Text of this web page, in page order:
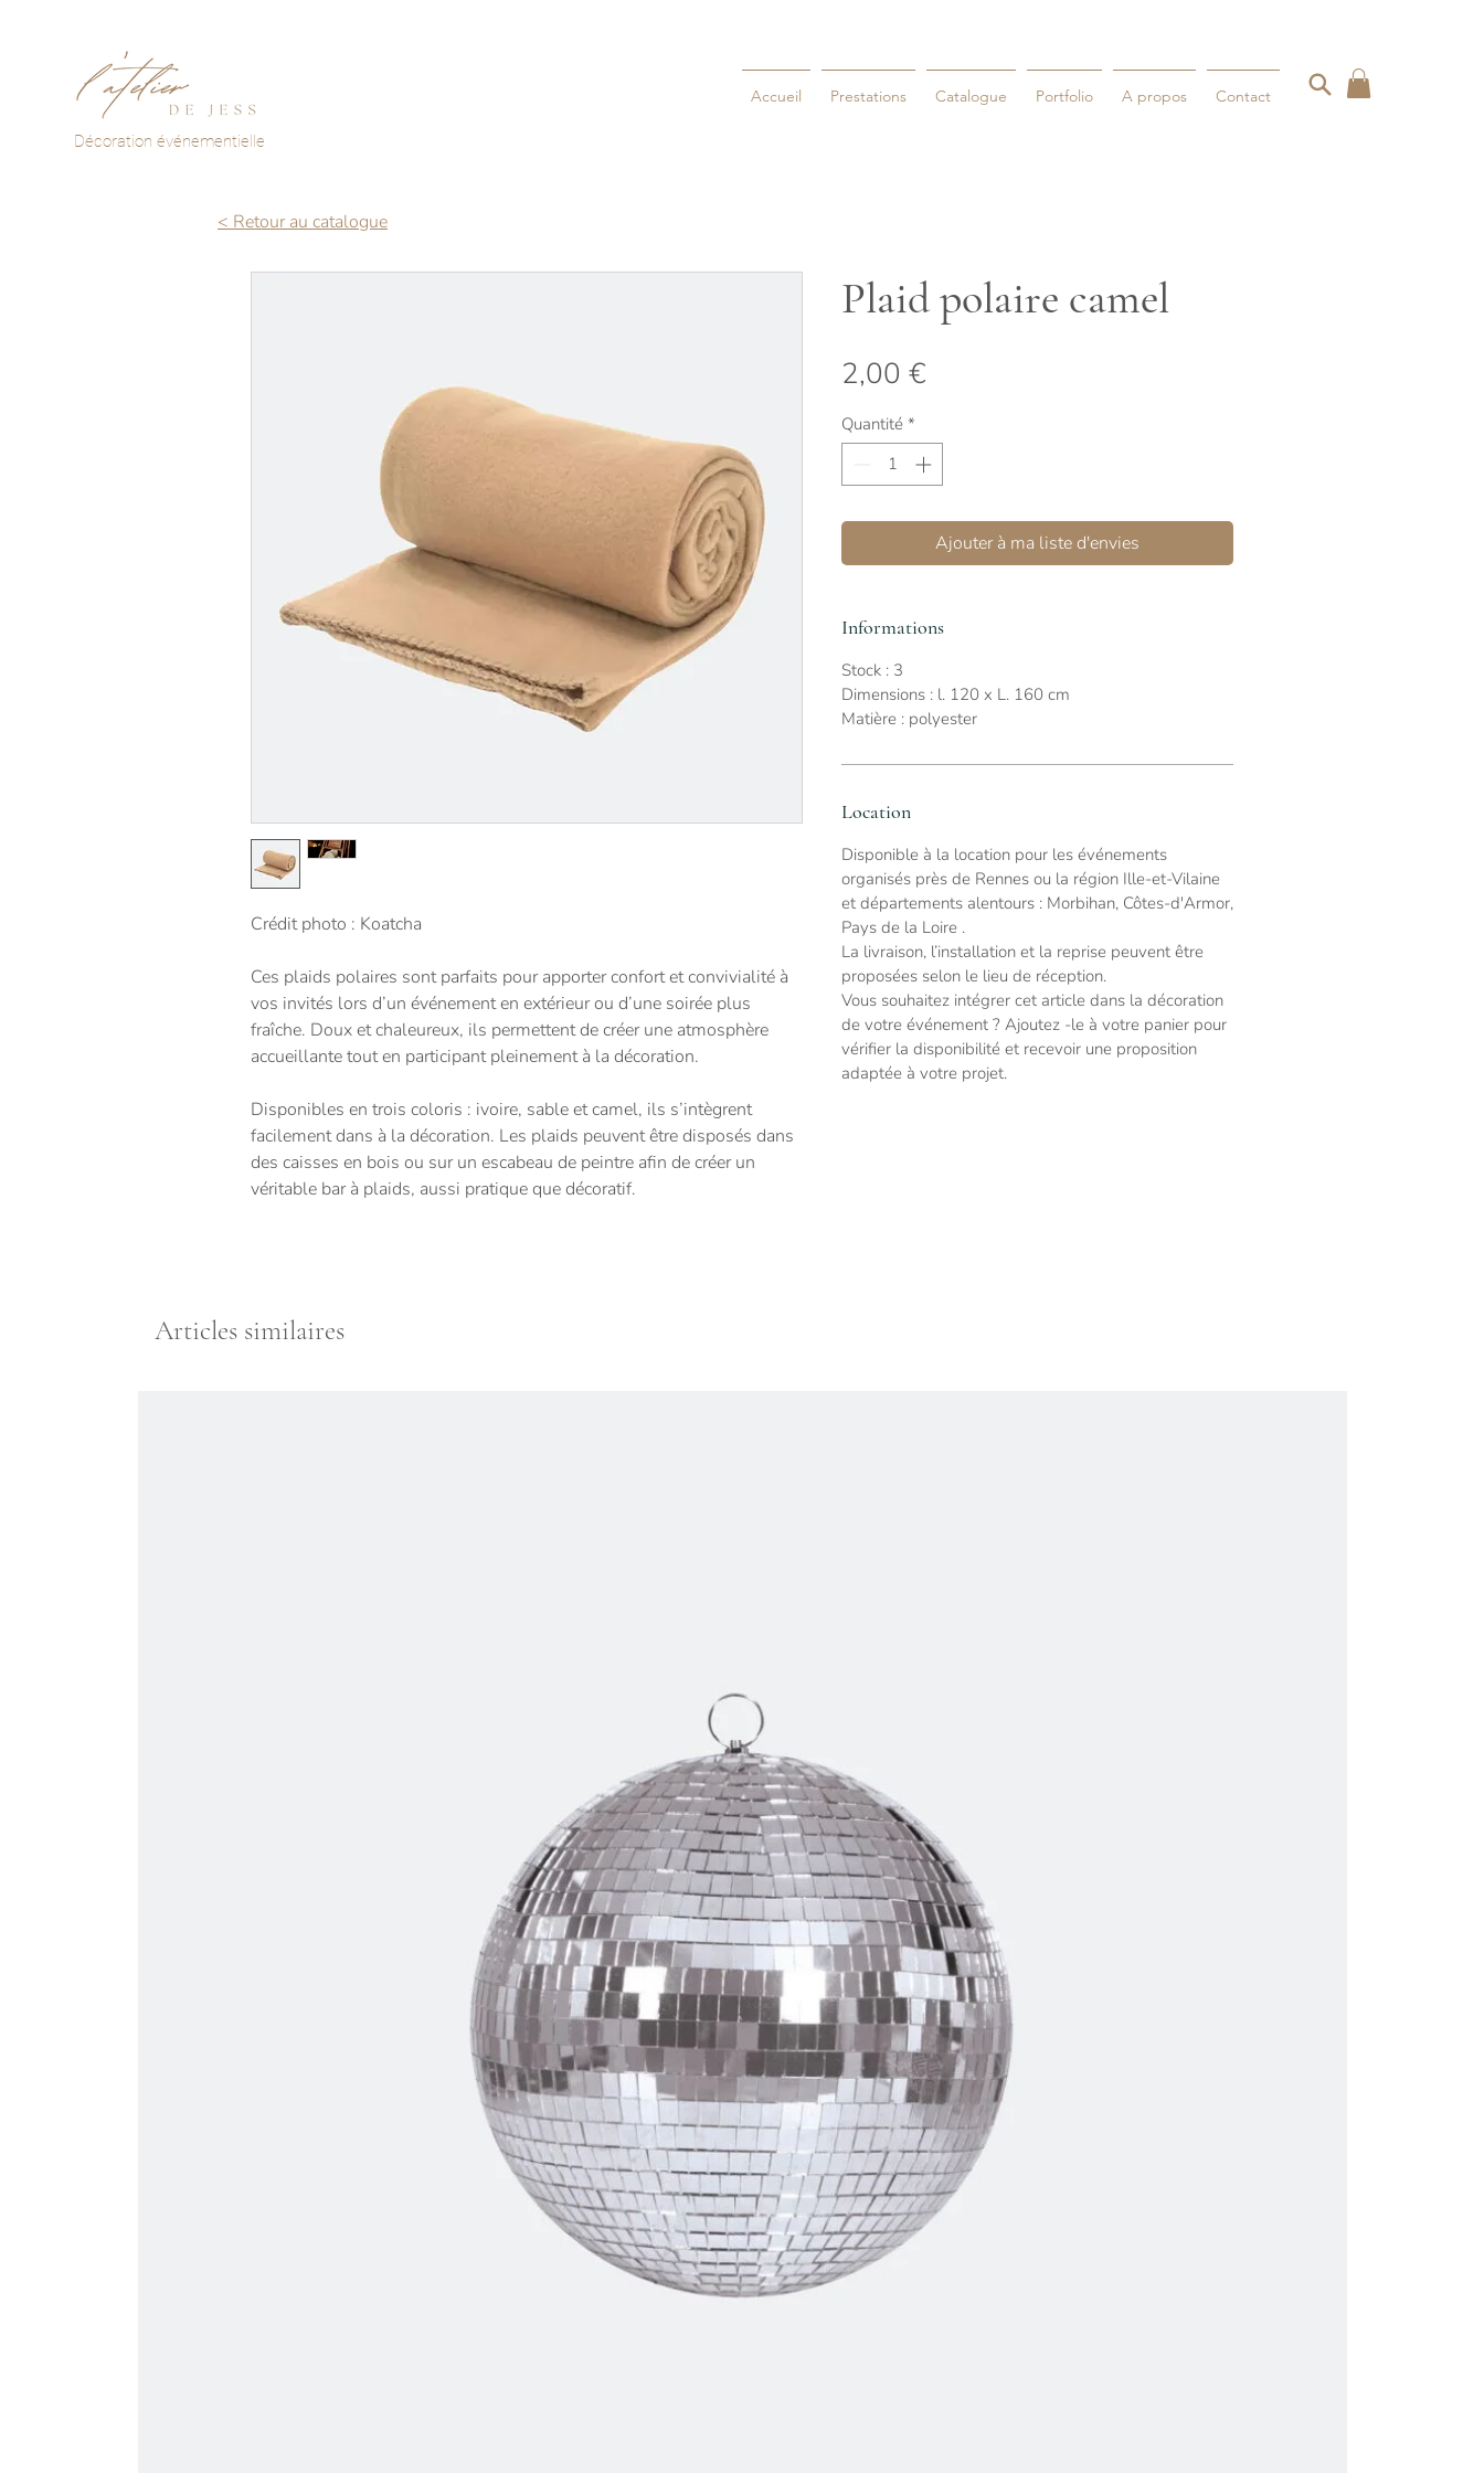
Décoration événementielle
Accueil Prestations Catalogue Portfolio A propos Contact
< Retour au catalogue
Crédit photo : Koatcha
Ces plaids polaires sont parfaits pour apporter confort et convivialité à
vos invités lors d’un événement en extérieur ou d’une soirée plus
fraîche. Doux et chaleureux, ils permettent de créer une atmosphère
accueillante tout en participant pleinement à la décoration.
Disponibles en trois coloris : ivoire, sable et camel, ils s’intègrent
facilement dans à la décoration. Les plaids peuvent être disposés dans
des caisses en bois ou sur un escabeau de peintre afin de créer un
véritable bar à plaids, aussi pratique que décoratif.
Plaid polaire camel
2,00 €
Quantité *
Ajouter à ma liste d'envies
Informations
Stock : 3
Dimensions : l. 120 x L. 160 cm
Matière : polyester
Location
Disponible à la location pour les événements
organisés près de Rennes ou la région Ille-et-Vilaine
et départements alentours : Morbihan, Côtes-d'Armor,
Pays de la Loire .
La livraison, l’installation et la reprise peuvent être
proposées selon le lieu de réception.
Vous souhaitez intégrer cet article dans la décoration
de votre événement ? Ajoutez -le à votre panier pour
vérifier la disponibilité et recevoir une proposition
adaptée à votre projet.
Articles similaires